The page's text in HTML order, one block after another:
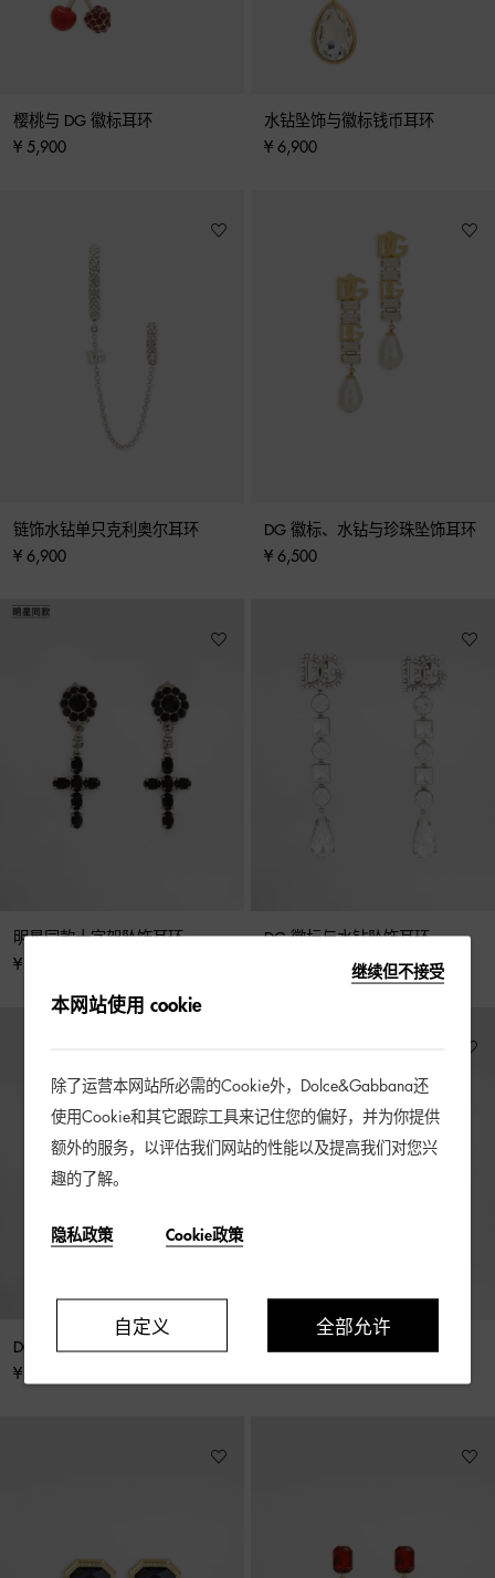
樱桃与 DG 徽标耳环
¥ 5,900
水钻坠饰与徽标钱币耳环
¥ 6,900
链饰水钻单只克利奥尔耳环
¥ 6,900
DG 徽标、水钻与珍珠坠饰耳环
¥ 6,500
明星同款十字架坠饰耳环
¥ 5,900
DG 徽标与水钻坠饰耳环
DG 徽标爱心夹扣式耳环
¥ 10,000
继续但不接受
本网站使用 cookie
除了运营本网站所必需的Cookie外，Dolce&Gabbana还
使用Cookie和其它跟踪工具来记住您的偏好，并为你提供
额外的服务，以评估我们网站的性能以及提高我们对您兴
趣的了解。
隐私政策 Cookie政策
自定义 全部允许